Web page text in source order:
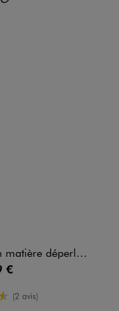
déperlante fille
€
de moyenne
(2 avis)